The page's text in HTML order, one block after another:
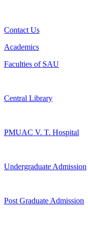
Contact Us
Academics
Faculties of SAU
Central Library
PMUAC V. T. Hospital
Undergraduate Admission
Post Graduate Admission